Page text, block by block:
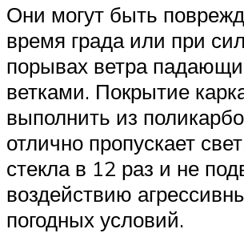
Они могут быть
время града или при
порывах ветра
ветками. Покрытие
выполнить из
отлично пропускает
стекла в 12 раз и не
воздействию
погодных условий.